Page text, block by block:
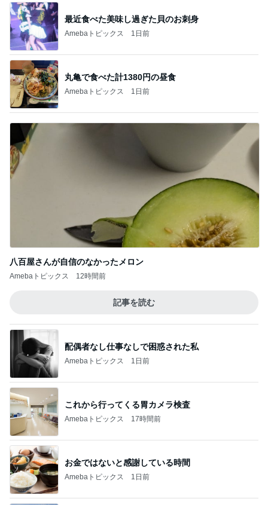
最近食べた美味し過ぎた貝のお刺身
Amebaトピックス 1日前
丸亀で食べた計1380円の昼食
Amebaトピックス 1日前
八百屋さんが自信のなかったメロン
Amebaトピックス 12時間前
記事を読む
配偶者なし仕事なしで困惑された私
Amebaトピックス 1日前
これから行ってくる胃カメラ検査
Amebaトピックス 17時間前
お金ではないと感謝している時間
Amebaトピックス 1日前